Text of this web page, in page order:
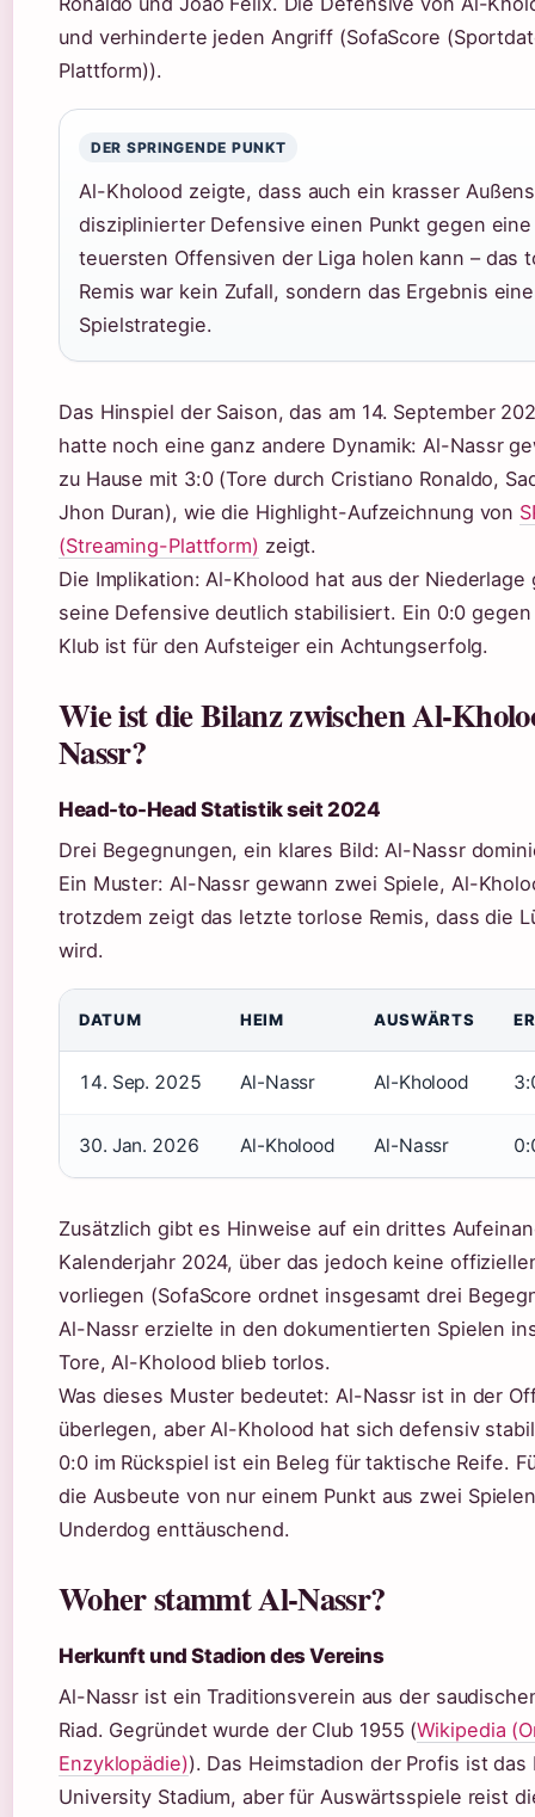
und verhinderte jeden Angriff (SofaScore
Plattform)).
DER SPRINGENDE PUNKT
Al-Kholood zeigte, dass auch ein krasser
disziplinierter Defensive einen Punkt gegen
teuersten Offensiven der Liga holen kann – das
Remis war kein Zufall, sondern das Ergebnis
Spielstrategie.
Das Hinspiel der Saison, das am 14. September
hatte noch eine ganz andere Dynamik: Al-Nassr
zu Hause mit 3:0 (Tore durch Cristiano Ronaldo,
Jhon Duran), wie die Highlight-Aufzeichnung von
(Streaming-Plattform) zeigt.
Die Implikation: Al-Kholood hat aus der Niederlage
seine Defensive deutlich stabilisiert. Ein 0:0
Klub ist für den Aufsteiger ein Achtungserfolg.
Wie ist die Bilanz zwischen Al-
Nassr?
Head-to-Head Statistik seit 2024
Drei Begegnungen, ein klares Bild: Al-Nassr
Ein Muster: Al-Nassr gewann zwei Spiele, Al-
trotzdem zeigt das letzte torlose Remis, dass die
wird.
H2H Bilanz Al-Kholood vs Al-Nassr
DATUM HEIM AUSWÄRTS
14. Sep. 2025 Al-Nassr Al-Kholood
30. Jan. 2026 Al-Kholood Al-Nassr
Zusätzlich gibt es Hinweise auf ein drittes
Kalenderjahr 2024, über das jedoch keine
vorliegen (SofaScore ordnet insgesamt drei
Al-Nassr erzielte in den dokumentierten Spielen
Tore, Al-Kholood blieb torlos.
Was dieses Muster bedeutet: Al-Nassr ist in der
überlegen, aber Al-Kholood hat sich defensiv
0:0 im Rückspiel ist ein Beleg für taktische Reife.
die Ausbeute von nur einem Punkt aus zwei
Underdog enttäuschend.
Woher stammt Al-Nassr?
Herkunft und Stadion des Vereins
Al-Nassr ist ein Traditionsverein aus der
Riad. Gegründet wurde der Club 1955 (Wikipedia
Enzyklopädie)). Das Heimstadion der Profis ist das
University Stadium, aber für Auswärtsspiele reist